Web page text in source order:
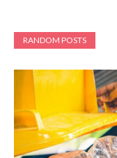
RANDOM POSTS